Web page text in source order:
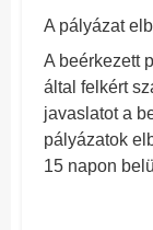
A pályázat
A beérkezett
által felkért
javaslatot a
pályázatok
15 napon